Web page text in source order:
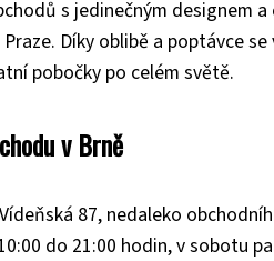
s jedinečným designem
Díky oblibě a poptávce
pobočky po celém světě.
v Brně
87, nedaleko
do 21:00 hodin, v sobotu